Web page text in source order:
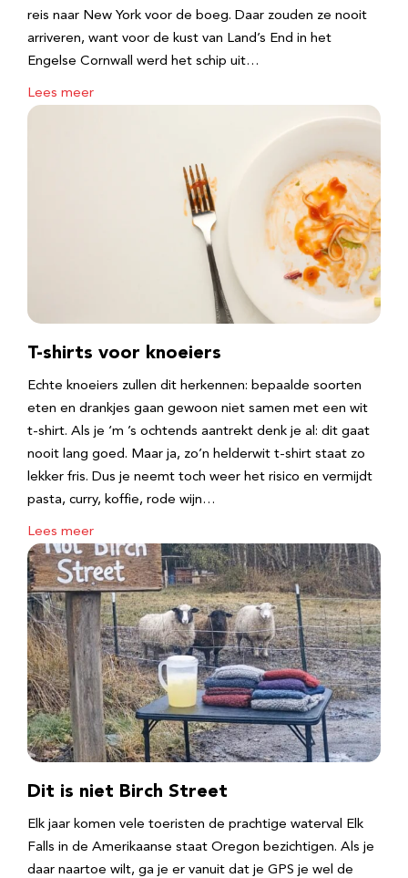
reis naar New York voor de boeg. Daar zouden ze nooit
arriveren, want voor de kust van Land’s End in het
Engelse Cornwall werd het schip uit…
Lees meer
T-shirts voor knoeiers
Echte knoeiers zullen dit herkennen: bepaalde soorten
eten en drankjes gaan gewoon niet samen met een wit
t-shirt. Als je ‘m ’s ochtends aantrekt denk je al: dit gaat
nooit lang goed. Maar ja, zo’n helderwit t-shirt staat zo
lekker fris. Dus je neemt toch weer het risico en vermijdt
pasta, curry, koffie, rode wijn…
Lees meer
Dit is niet Birch Street
Elk jaar komen vele toeristen de prachtige waterval Elk
Falls in de Amerikaanse staat Oregon bezichtigen. Als je
daar naartoe wilt, ga je er vanuit dat je GPS je wel de